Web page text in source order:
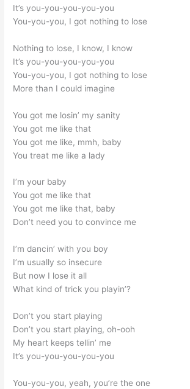
It’s you-you-you-you-you
You-you-you, I got nothing to lose
Nothing to lose, I know, I know
It’s you-you-you-you-you
You-you-you, I got nothing to lose
More than I could imagine
You got me losin’ my sanity
You got me like that
You got me like, mmh, baby
You treat me like a lady
I’m your baby
You got me like that
You got me like that, baby
Don’t need you to convince me
I’m dancin’ with you boy
I’m usually so insecure
But now I lose it all
What kind of trick you playin’?
Don’t you start playing
Don’t you start playing, oh-ooh
My heart keeps tellin’ me
It’s you-you-you-you-you
You-you-you, yeah, you’re the one